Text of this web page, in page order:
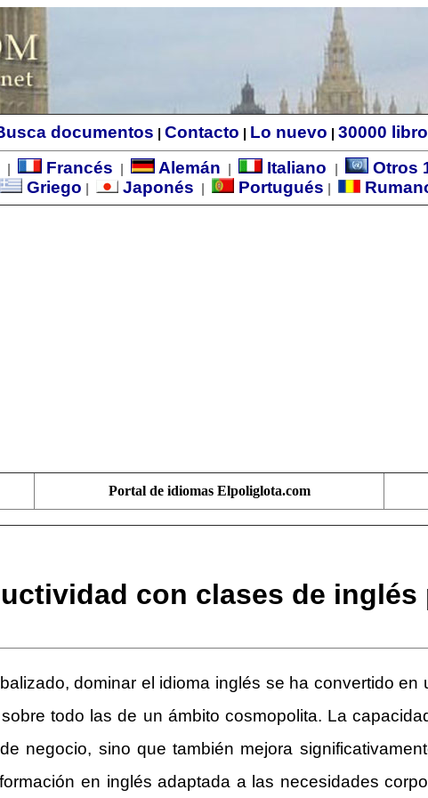
documentos Contacto Lo nuevo 30000
Francés Alemán Italiano Otros
Griego Japonés Portugués
Portal de idiomas Elpoliglota.com
con clases de inglés
dominar el idioma inglés se ha convertido
todo las de un ámbito cosmopolita. La
negocio, sino que también mejora
en inglés adaptada a las necesidades